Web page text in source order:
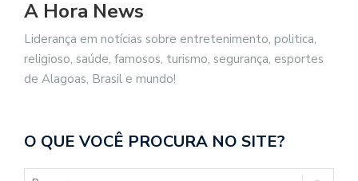
A Hora News
Liderança em notícias sobre entretenimento, politica,
religioso, saúde, famosos, turismo, segurança, esportes
de Alagoas, Brasil e mundo!
O QUE VOCÊ PROCURA NO SITE?